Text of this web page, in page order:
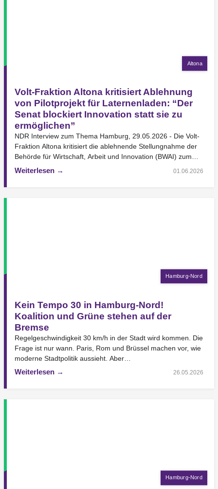
Altona
Volt-Fraktion Altona kritisiert Ablehnung
von Pilotprojekt für Laternenladen: “Der
Senat blockiert Innovation statt sie zu
ermöglichen”
NDR Interview zum Thema Hamburg, 29.05.2026 - Die Volt-
Fraktion Altona kritisiert die ablehnende Stellungnahme der
Behörde für Wirtschaft, Arbeit und Innovation (BWAI) zum
von…
Weiterlesen → 01.06.2026
Hamburg-Nord
Kein Tempo 30 in Hamburg-Nord!
Koalition und Grüne stehen auf der
Bremse
Regelgeschwindigkeit 30 km/h in der Stadt wird kommen. Die
Frage ist nur wann. Paris, Rom und Brüssel machen vor, wie
moderne Stadtpolitik aussieht. Aber…
Weiterlesen →
26.05.2026
Hamburg-Nord